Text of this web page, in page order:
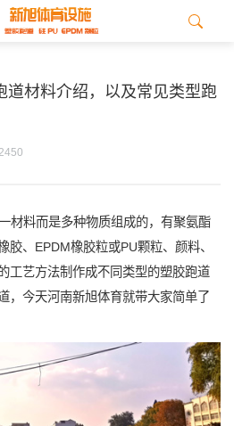
道材料介绍，以及常见类型跑
材料而是多种物质组成的，有聚氨酯
胶、EPDM橡胶粒或PU颗粒、颜料、
工艺方法制作成不同类型的塑胶跑道
，今天河南新旭体育就带大家简单了